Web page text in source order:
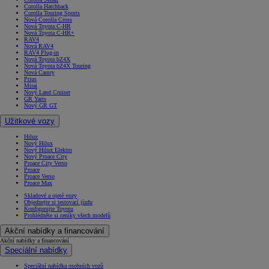
Corolla Hatchback
Corolla Touring Sports
Nová Corolla Cross
Nová Toyota C-HR
Nová Toyota C-HR+
RAV4
Nová RAV4
RAV4 Plug-in
Nová Toyota bZ4X
Nová Toyota bZ4X Touring
Nová Camry
Prius
Mirai
Nový Land Cruiser
GR Yaris
Nový GR GT
Užitkové vozy
Hilux
Nový Hilux
Nový Hilux Elektro
Nový Proace City
Proace City Verso
Proace
Proace Verso
Proace Max
Skladové a ojeté vozy
Objednejte si testovací jízdu
Konfigurujte Toyotu
Prohlédněte si ceníky všech modelů
Akční nabídky a financování
Akční nabídky a financování
Speciální nabídky
Speciální nabídka osobních vozů